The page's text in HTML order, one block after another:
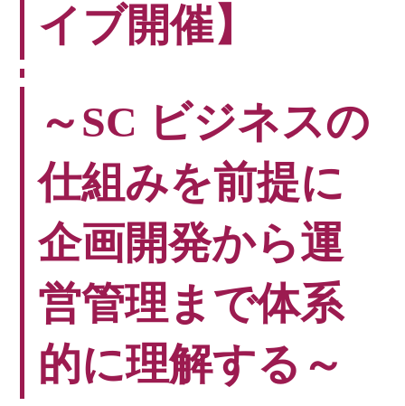
イブ開催】
～SC ビジネスの
仕組みを前提に
企画開発から運
営管理まで体系
的に理解する～